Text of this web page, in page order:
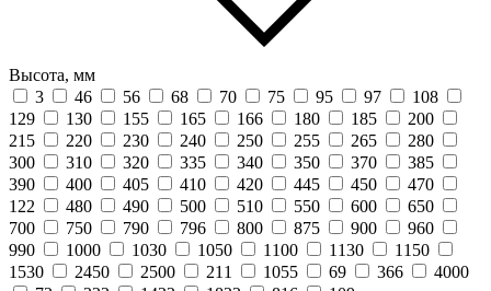
Высота, мм
3
46 56 68 70 75 95 97
108
129
130 155 165 166 180 185
200
215
220 230 240 250 255 265
280
300
310 320 335 340 350 370
385
390
400 405 410 420 445 450
470
122
480 490 500 510 550 600
650
700
750 790 796 800 875 900
960
990
1000 1030 1050 1100 1130
1150
1530
2450 2500 211 1055 69 366
4000